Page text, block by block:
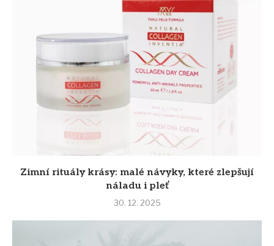
Zimní rituály krásy: malé návyky, které zlepšují
náladu i pleť
30. 12. 2025